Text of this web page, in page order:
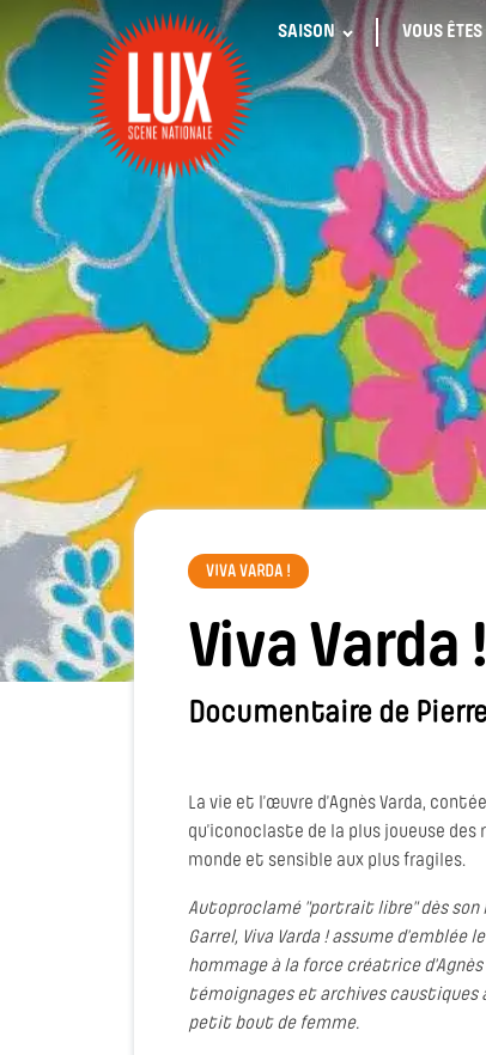
SAISON VOUS ÊTES
VIVA VARDA !
Viva Varda !
Documentaire de
La vie et l’œuvre d’Agnès Varda,
qu’iconoclaste de la plus joueuse
monde et sensible aux plus fragiles.
Autoproclamé "portrait libre" dès
Garrel, Viva Varda ! assume
hommage à la force créatrice
témoignages et archives caustiques
petit bout de femme.